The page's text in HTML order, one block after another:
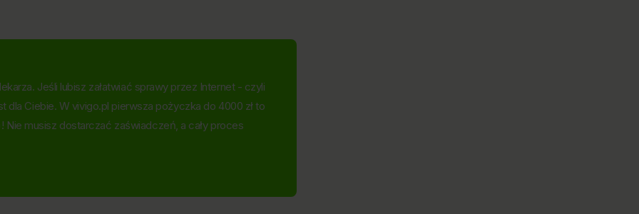
Jeśli lubisz załatwiać sprawy przez Internet - czyli
dla Ciebie. W vivigo.pl pierwsza pożyczka do 4000 zł to
Nie musisz dostarczać zaświadczeń, a cały proces